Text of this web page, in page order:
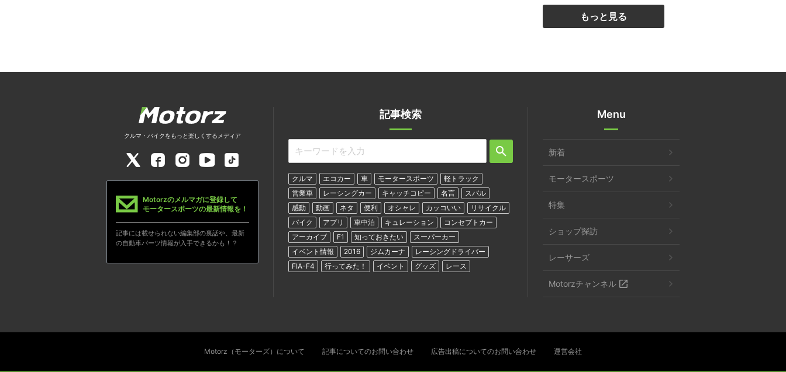
もっと見る
記事検索
クルマ エコカー 車 モータースポーツ
軽トラック
営業車
レーシングカー キャッチコピー 名言
スバル
感動
動画 ネタ 便利 オシャレ カッコいい
リサイクル
バイク
アプリ 車中泊 キュレーション
コンセプトカー
アーカイブ
F1 知っておきたい
スーパーカー
イベント情報
2016 ジムカーナ
レーシングドライバー
FIA-F4
行ってみた！ イベント グッズ レース
クルマ・バイクをもっと楽しくするメディア
Motorzのメルマガに登録して
モータースポーツの最新情報を！
記事には載せられない編集部の裏話や、最新
の自動車パーツ情報が入手できるかも！？
Menu
新着
モータースポーツ
特集
ショップ探訪
レーサーズ
Motorzチャンネル
Motorz（モーターズ）について 記事についてのお問い合わせ 広告出稿についてのお問い合わせ 運営会社